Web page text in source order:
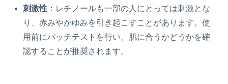
刺激性 ：レチノールも一部の人にとっては刺激とな
り、赤みやかゆみを引き起こすことがあります。使
用前にパッチテストを行い、肌に合うかどうかを確
認することが推奨されます。